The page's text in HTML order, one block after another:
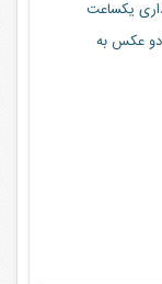
یکساعت
دو عکس به